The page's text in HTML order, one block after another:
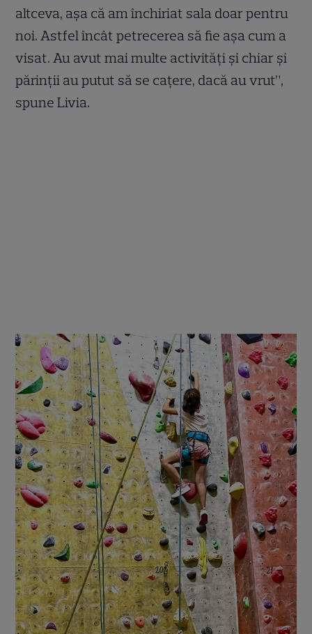
altceva, așa că am închiriat sala doar pentru
noi. Astfel încât petrecerea să fie așa cum a
visat. Au avut mai multe activități și chiar și
părinții au putut să se cațere, dacă au vrut”,
spune Livia.